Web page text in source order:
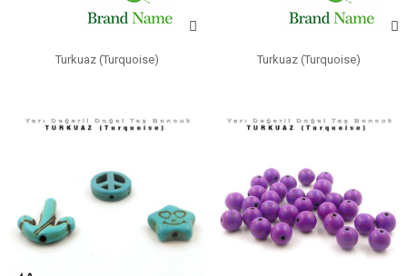
Turkuaz (Turquoise) Turkuaz (Turquoise)